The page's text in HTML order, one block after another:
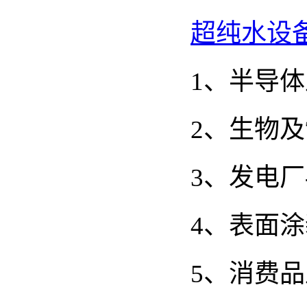
超纯水设
1、半导
2、生物
3、发电
4、表面
5、消费